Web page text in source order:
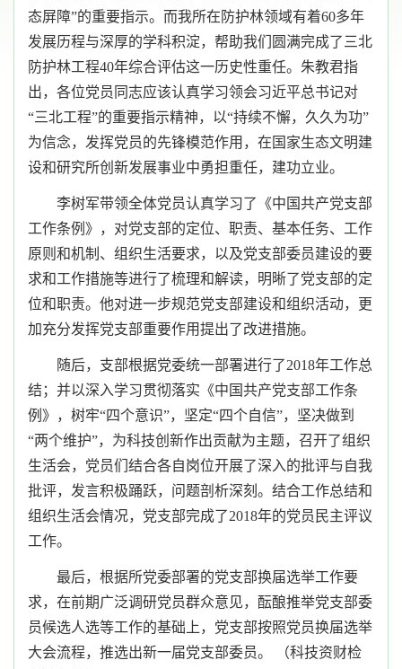
态屏障”的重要指示。而我所在防护林领域有着60多年
发展历程与深厚的学科积淀，帮助我们圆满完成了三北
防护林工程40年综合评估这一历史性重任。朱教君指
出，各位党员同志应该认真学习领会习近平总书记对
“三北工程”的重要指示精神，以“持续不懈，久久为功”
为信念，发挥党员的先锋模范作用，在国家生态文明建
设和研究所创新发展事业中勇担重任，建功立业。
李树军带领全体党员认真学习了《中国共产党支部
工作条例》，对党支部的定位、职责、基本任务、工作
原则和机制、组织生活要求，以及党支部委员建设的要
求和工作措施等进行了梳理和解读，明晰了党支部的定
位和职责。他对进一步规范党支部建设和组织活动，更
加充分发挥党支部重要作用提出了改进措施。
随后，支部根据党委统一部署进行了2018年工作总
结；并以深入学习贯彻落实《中国共产党支部工作条
例》，树牢“四个意识”，坚定“四个自信”，坚决做到
“两个维护”，为科技创新作出贡献为主题，召开了组织
生活会，党员们结合各自岗位开展了深入的批评与自我
批评，发言积极踊跃，问题剖析深刻。结合工作总结和
组织生活会情况，党支部完成了2018年的党员民主评议
工作。
最后，根据所党委部署的党支部换届选举工作要
求，在前期广泛调研党员群众意见，酝酿推举党支部委
员候选人选等工作的基础上，党支部按照党员换届选举
大会流程，推选出新一届党支部委员。
（科技资财检